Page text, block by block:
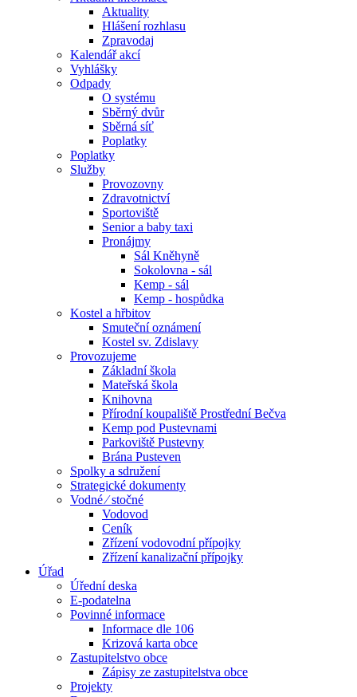
Aktuality
Hlášení rozhlasu
Zpravodaj
Kalendář akcí
Vyhlášky
Odpady
O systému
Sběrný dvůr
Sběrná síť
Poplatky
Poplatky
Služby
Provozovny
Zdravotnictví
Sportoviště
Senior a baby taxi
Pronájmy
Sál Kněhyně
Sokolovna - sál
Kemp - sál
Kemp - hospůdka
Kostel a hřbitov
Smuteční oznámení
Kostel sv. Zdislavy
Provozujeme
Základní škola
Mateřská škola
Knihovna
Přírodní koupaliště Prostřední Bečva
Kemp pod Pustevnami
Parkoviště Pustevny
Brána Pusteven
Spolky a sdružení
Strategické dokumenty
Vodné ⁄ stočné
Vodovod
Ceník
Zřízení vodovodní přípojky
Zřízení kanalizační přípojky
Úřad
Úřední deska
E-podatelna
Povinné informace
Informace dle 106
Krizová karta obce
Zastupitelstvo obce
Zápisy ze zastupitelstva obce
Projekty